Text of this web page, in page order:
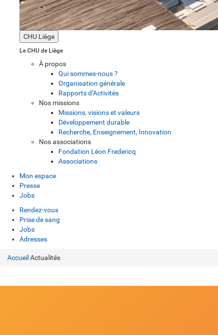
CHU Liège
Le CHU de Liège
À propos
Qui sommes-nous ?
Organisation générale
Rapports d’Activités
Nos missions
Missions, visions et valeurs
Développement durable
Recherche, Enseignement, Innovation
Nos associations
Fondation Léon Fredericq
Associations
Mon espace
Presse
Jobs
Rendez-vous
Prise de sang
Jobs
Adresses
Accueil Actualités